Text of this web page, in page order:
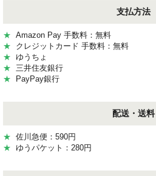
支払方法
★ Amazon Pay 手数料：無料
★ クレジットカード 手数料：無料
★ ゆうちょ
★ 三井住友銀行
★ PayPay銀行
配送・送料
★ 佐川急便：590円
★ ゆうパケット：280円